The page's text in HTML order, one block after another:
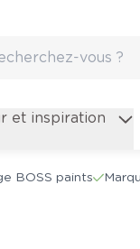
et inspiration
BOSS paints